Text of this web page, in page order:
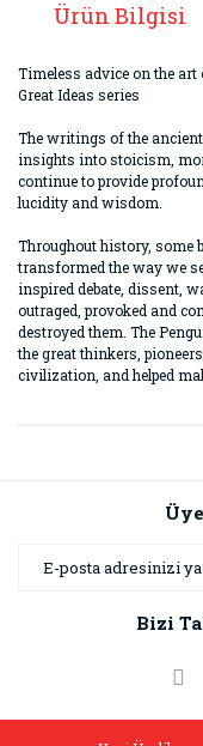
Ürün Bilgisi
Timeless advice on the
Great Ideas series
The writings of the
insights into stoicism,
continue to provide
lucidity and wisdom.
Throughout history, some
transformed the way we
inspired debate, dissent,
outraged, provoked and
destroyed them. The
the great thinkers,
civilization, and helped
Görüş ve
Ürün resmi
Ürün bilgilerinde
Bizi